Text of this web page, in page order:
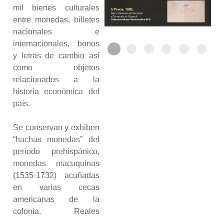
mil bienes culturales
entre monedas, billetes
nacionales e
internacionales, bonos
y letras de cambio así
como objetos
relacionados a la
historia económica del
país.
Se conservan y exhiben
“hachas monedas” del
período prehispánico,
monedas macuquinas
(1535-1732) acuñadas
en varias cecas
americanas de la
colonia. Reales